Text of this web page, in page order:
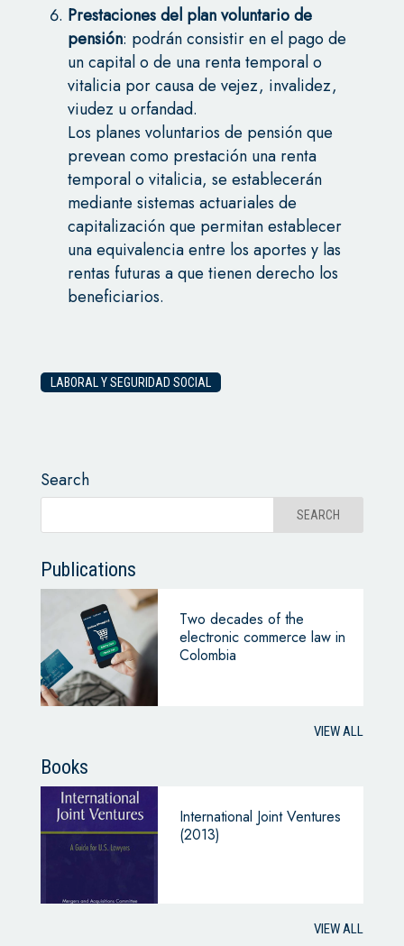
Prestaciones del plan voluntario de
pensión: podrán consistir en el pago de
un capital o de una renta temporal o
vitalicia por causa de vejez, invalidez,
viudez u orfandad.
Los planes voluntarios de pensión que
prevean como prestación una renta
temporal o vitalicia, se establecerán
mediante sistemas actuariales de
capitalización que permitan establecer
una equivalencia entre los aportes y las
rentas futuras a que tienen derecho los
beneficiarios.
LABORAL Y SEGURIDAD SOCIAL
Search
Publications
Two decades of the
electronic commerce law in
Colombia
VIEW ALL
Books
International Joint Ventures
(2013)
VIEW ALL